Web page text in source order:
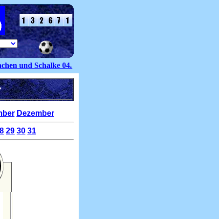
und Schalke 04. Volker Groß kommt dabei zu seinem ersten
Dezember
29 30 31